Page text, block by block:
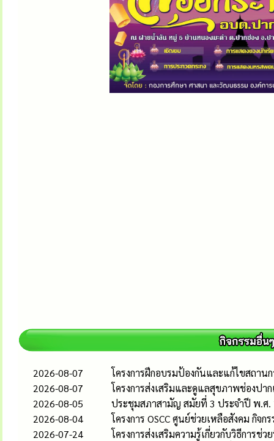
2026-08-07
โครงการฝึกอบรมป้องกันและแก้ไขสถาน
2026-08-07
โครงการส่งเสริมและดูแลสุขภาพช่องป
2026-08-05
ประชุมสภาสามัญ สมัยที่ 3 ประจำปี พ.ศ.
2026-08-04
โครงการ OSCC ศูนย์ช่วยเหลือสังคม กิ
2026-07-24
โครงการส่งเสริมความรู้เกี่ยวกับวิธีการ